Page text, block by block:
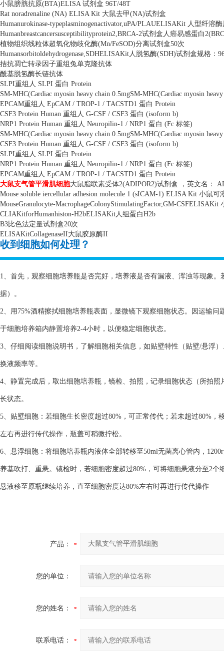
小鼠膀胱抗原(BTA)ELISA 试剂盒 96T/48T
Rat noradrenaline (NA) ELISA Kit 大鼠去甲(NA)试剂盒
Humanurokinase-typeplasminogenactivator,uPA/PLAUELISAKit 人型纤溶
Humanbreastcancersusceptibilityprotein2,BRCA-2试剂盒人癌易感蛋白
植物组织线粒体超氧化物歧化酶(Mn/FeSOD)分离试剂盒50次
Humansorbitoldehydrogenase,SDHELISAKit人脱氢酶(SDH)试剂盒规格：
拮抗凋亡转录因子重组兔单克隆抗体
酰基脱氢酶长链抗体
SLPI重组人 SLPI 蛋白 Protein
SM-MHC(Cardiac myosin heavy chain 0.5mgSM-MHC(Cardiac myosin
EPCAM重组人 EpCAM / TROP-1 / TACSTD1 蛋白 Protein
CSF3 Protein Human 重组人 G-CSF / CSF3 蛋白 (isoform b)
NRP1 Protein Human 重组人 Neuropilin-1 / NRP1 蛋白 (Fc 标签)
SM-MHC(Cardiac myosin heavy chain 0.5mgSM-MHC(Cardiac myosin
CSF3 Protein Human 重组人 G-CSF / CSF3 蛋白 (isoform b)
SLPI重组人 SLPI 蛋白 Protein
NRP1 Protein Human 重组人 Neuropilin-1 / NRP1 蛋白 (Fc 标签)
EPCAM重组人 EpCAM / TROP-1 / TACSTD1 蛋白 Protein
大鼠支气管平滑肌细胞大鼠脂联素受体2(ADIPOR2)试剂盒 ，英文名：
Mouse soluble iercellular adhesion molecule 1 (sICAM-1) ELISA Kit 小鼠可
MouseGranulocyte-MacrophageColonyStimulatingFactor,GM-CSFELISAKit
CLIAKitforHumanhiston-H2bELISAKit人组蛋白H2b
B3比色法定量试剂盒20次
ELISAKitCollagenaseII大鼠胶原酶II
收到细胞如何处理？
1、首先，观察细胞培养瓶是否完好，培养液是否有漏液、浑浊等现象
据）。
2、用75%酒精擦拭细胞培养瓶表面，显微镜下观察细胞状态。因运输
于细胞培养箱内静置培养2-4小时，以便稳定细胞状态。
3、仔细阅读细胞说明书，了解细胞相关信息，如贴壁特性（贴壁/悬浮
换液频率等。
4、静置完成后，取出细胞培养瓶，镜检、拍照，记录细胞状态（所拍
长状态。
5、贴壁细胞：若细胞生长密度超过80%，可正常传代；若未超过80%
左右再进行传代操作，瓶盖可稍微拧松。
6、悬浮细胞：将细胞培养瓶内液体全部转移至50ml无菌离心管内，
养基吹打、重悬。镜检时，若细胞密度超过80%，可将细胞悬液分至2
悬液移至原瓶继续培养，直至细胞密度达80%左右时再进行传代操作
产品：
您的单位：
您的姓名：
联系电话：